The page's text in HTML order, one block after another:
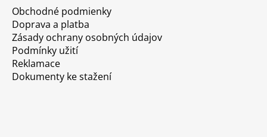
Obchodné podmienky
Doprava a platba
Zásady ochrany osobných údajov
Podmínky užití
Reklamace
Dokumenty ke stažení